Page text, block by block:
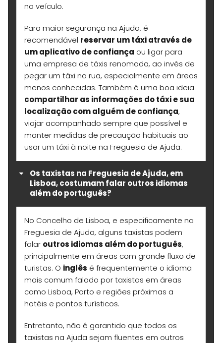
no veículo.
Para maior segurança na Ajuda, é
recomendável reservar um táxi através de
um aplicativo de confiança ou ligar para
uma empresa de táxis renomada, ao invés de
pegar um táxi na rua, especialmente em áreas
menos conhecidas. Também é uma boa ideia
compartilhar as informações do táxi e sua
localização com alguém de confiança,
viajar acompanhado sempre que possível e
manter medidas de precaução habituais ao
usar um táxi à noite na Freguesia de Ajuda.
Os taxistas na Freguesia de Ajuda, em
Lisboa, costumam falar outros idiomas
além do português?
No Concelho de Lisboa, e especificamente na
Freguesia de Ajuda, alguns taxistas podem
falar outros idiomas além do português,
principalmente em áreas com grande fluxo de
turistas. O inglês é frequentemente o idioma
mais comum falado por taxistas em áreas
como Lisboa, Porto e regiões próximas a
hotéis e pontos turísticos.
Entretanto, não é garantido que todos os
taxistas na Ajuda sejam fluentes em outros